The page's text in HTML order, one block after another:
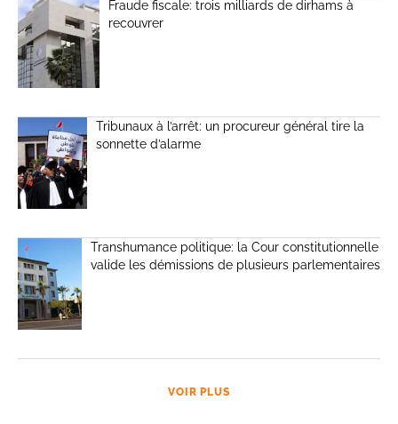
Fraude fiscale: trois milliards de dirhams à
recouvrer
Tribunaux à l’arrêt: un procureur général tire la
sonnette d’alarme
Transhumance politique: la Cour constitutionnelle
valide les démissions de plusieurs parlementaires
VOIR PLUS